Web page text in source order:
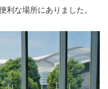
利な場所にありました。